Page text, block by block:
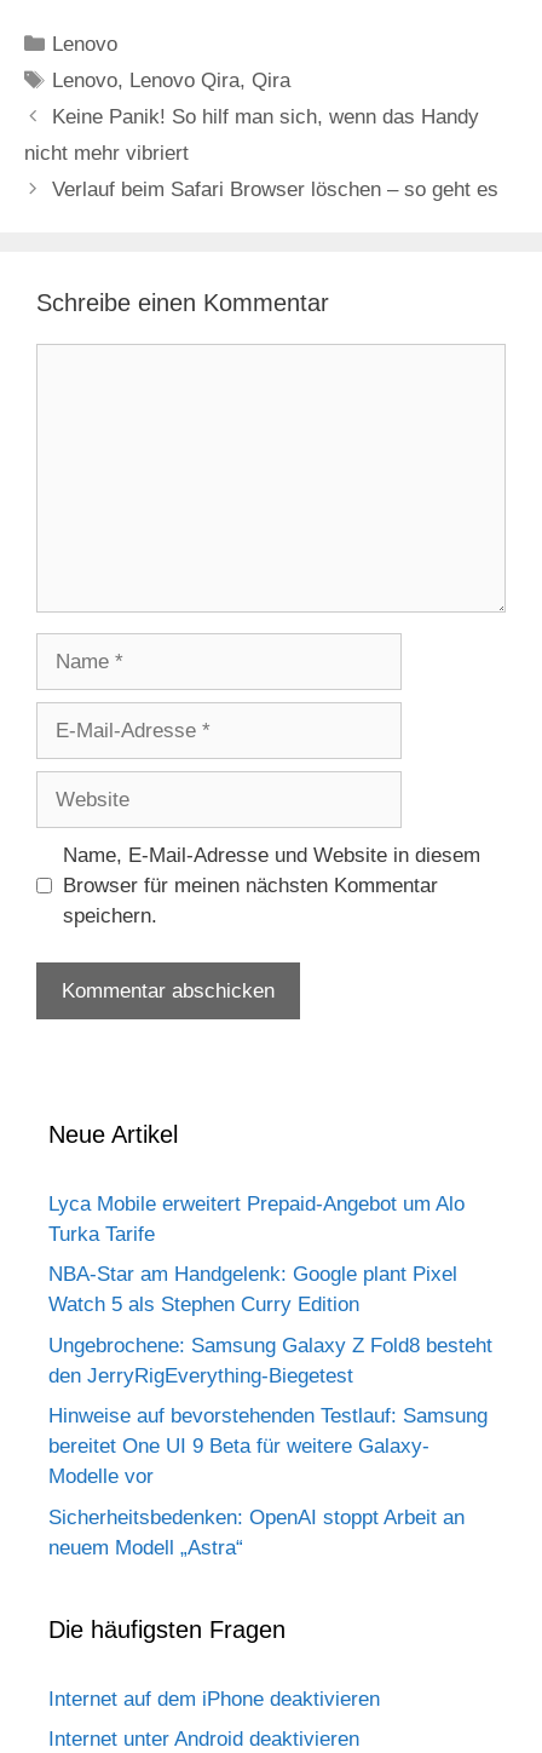
Kategorien
Lenovo
Schlagwörter
Lenovo, Lenovo Qira,Qira
Keine Panik! So hilf man sich, wenn das Handy
nicht mehr vibriert
Verlauf beim Safari Browser löschen – so geht es
Schreibe einen Kommentar
Adresse
Name, E-Mail-Adresse und Website in diesem
Browser für meinen nächsten Kommentar
speichern.
Neue Artikel
Lyca Mobile erweitert Prepaid-Angebot um Alo
Turka Tarife
NBA-Star am Handgelenk: Google plant Pixel
Watch 5 als Stephen Curry Edition
Ungebrochene: Samsung Galaxy Z Fold8 besteht
den JerryRigEverything-Biegetest
Hinweise auf bevorstehenden Testlauf: Samsung
bereitet One UI 9 Beta für weitere Galaxy-
Modelle vor
Sicherheitsbedenken: OpenAI stoppt Arbeit an
neuem Modell „Astra“
Die häufigsten Fragen
Internet auf dem iPhone deaktivieren
Internet unter Android deaktivieren